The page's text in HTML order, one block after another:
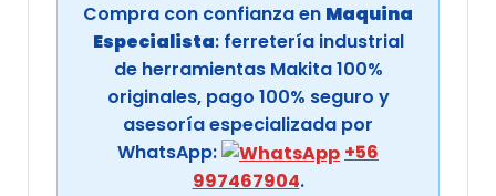
Compra con confianza en Maquina
Especialista: ferretería industrial
de herramientas Makita 100%
originales, pago 100% seguro y
asesoría especializada por
WhatsApp:
+56
997467904.